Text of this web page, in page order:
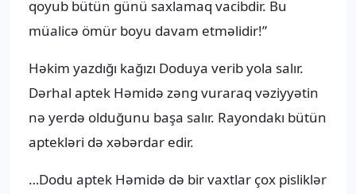
qoyub bütün günü saxlamaq vacibdir. Bu
müalicə ömür boyu davam etməlidir!”
Həkim yazdığı kağızı Doduya verib yola salır.
Dərhal aptek Həmidə zəng vuraraq vəziyyətin
nə yerdə olduğunu başa salır. Rayondakı bütün
aptekləri də xəbərdar edir.
…Dodu aptek Həmidə də bir vaxtlar çox pisliklər